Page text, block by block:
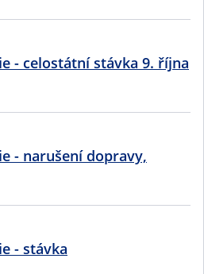
- celostátní stávka 9. října
- narušení dopravy,
- stávka